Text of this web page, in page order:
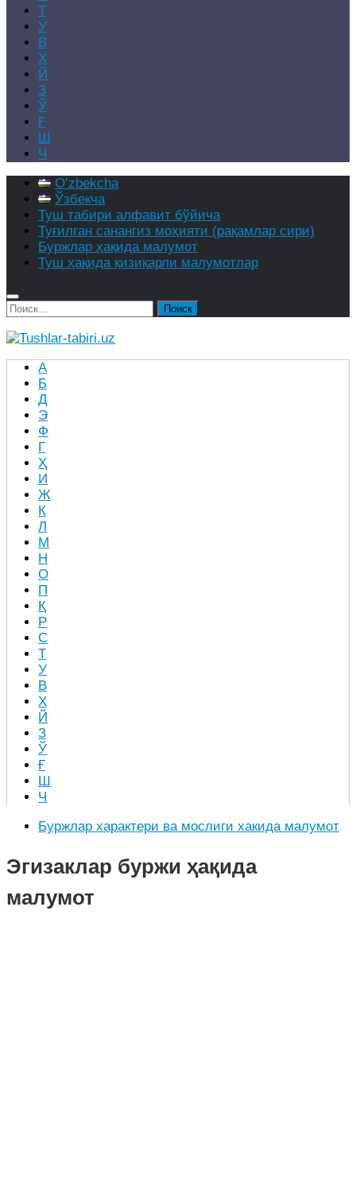
Т
У
В
Х
Й
З
Ў
Ғ
Ш
Ч
Oʻzbekcha
Ўзбекча
Туш табири алфавит бўйича
Туғилган санангиз моҳияти (рақамлар сири)
Буржлар ҳақида малумот
Туш ҳақида қизиқарли малумотлар
Найти:
А
Б
Д
Э
Ф
Г
Ҳ
И
Ж
К
Л
М
Н
О
П
Қ
Р
С
Т
У
В
Х
Й
З
Ў
Ғ
Ш
Ч
Буржлар характери ва мослиги хакида малумот
Эгизаклар буржи ҳақида
малумот